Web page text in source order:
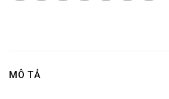
MÔ TẢ